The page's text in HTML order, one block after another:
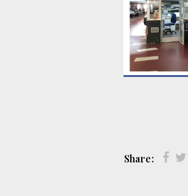
Share: